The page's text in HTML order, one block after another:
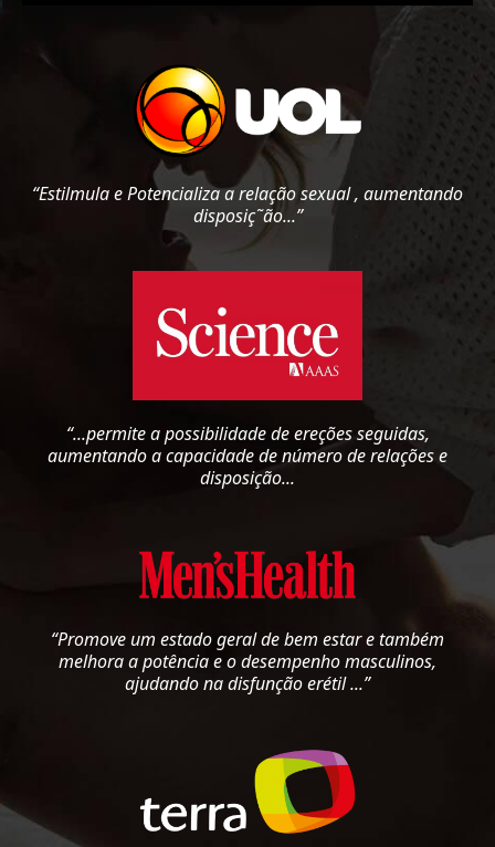
“Estilmula e Potencializa a relação sexual , aumentando
disposiç˜ão...”
“...permite a possibilidade de ereções seguidas,
aumentando a capacidade de número de relações e
disposição...
“Promove um estado geral de bem estar e também
melhora a potência e o desempenho masculinos,
ajudando na disfunção erétil ...”